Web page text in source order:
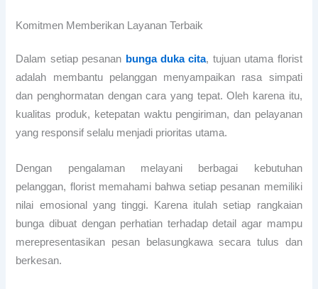
Komitmen Memberikan Layanan Terbaik
Dalam setiap pesanan bunga duka cita, tujuan utama florist
adalah membantu pelanggan menyampaikan rasa simpati
dan penghormatan dengan cara yang tepat. Oleh karena itu,
kualitas produk, ketepatan waktu pengiriman, dan pelayanan
yang responsif selalu menjadi prioritas utama.
Dengan pengalaman melayani berbagai kebutuhan
pelanggan, florist memahami bahwa setiap pesanan memiliki
nilai emosional yang tinggi. Karena itulah setiap rangkaian
bunga dibuat dengan perhatian terhadap detail agar mampu
merepresentasikan pesan belasungkawa secara tulus dan
berkesan.